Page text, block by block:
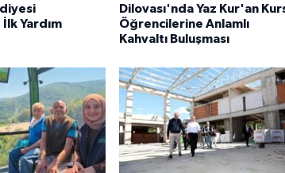
Yardım
Dilovası'nda Yaz Kur'an
Öğrencilerine Anlamlı
Kahvaltı Buluşması